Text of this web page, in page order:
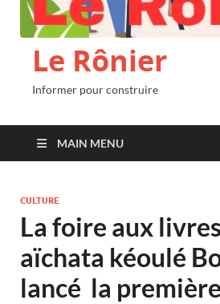
Le Rônier
Informer pour construire
MAIN MENU
CULTURE
La foire aux
aïchata kéoulé
lancé la